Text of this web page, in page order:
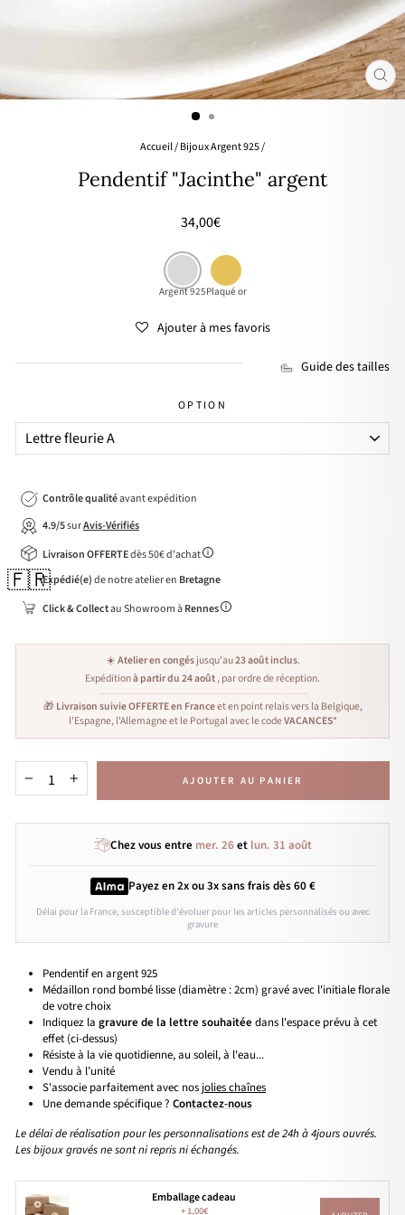
Accueil/Bijoux Argent 925/
Pendentif "Jacinthe" argent
Prix
34,00€
Argent 925Plaqué or
Ajouter à mes favoris
Guide des tailles
OPTION
Contrôle qualitéavant expédition
4.9/5surAvis-Vérifiés
Livraison OFFERTEdès 50€ d'achat
🇫🇷Expédié(e)de notre atelier en Bretagne
Click & Collectau Showroom àRennes
☀️Atelier en congésjusqu'au23 août inclus.
Expéditionà partir du 24 août, par ordre de réception.
🎁 Livraison suivie OFFERTE en Franceet en point relais vers la Belgique,
l'Espagne, l'Allemagne et le Portugal avec le codeVACANCES*
+ AJOUTER AU PANIER
Chez vous entre mer. 26et lun. 31 août
Payez en 2x ou 3xsans fraisdès 60 €
Délai pour la France, susceptible d'évoluer pour les articles personnalisés ou avec
gravure
Pendentif en argent 925
Médaillon rond bombé lisse (diamètre : 2cm) gravé avec l'initiale florale
de votre choix
Indiquez la gravure de la lettre souhaitée dans l'espace prévu à cet
effet (ci-dessus)
Résiste à la vie quotidienne, au soleil, à l'eau...
Vendu à l’unité
S'associe parfaitement avec nos jolies chaînes
Une demande spécifique ? Contactez-nous
Le délai de réalisation pour les personnalisations est de 24h à 4jours ouvrés.
Les bijoux gravés ne sont ni repris ni échangés.
Emballage cadeau
+1,00€